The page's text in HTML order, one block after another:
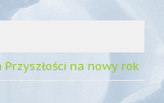
na nowy rok